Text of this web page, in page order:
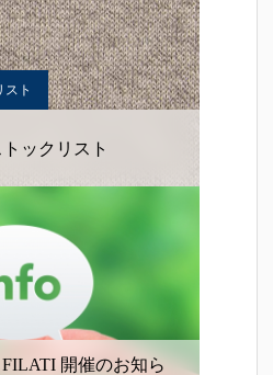
スト
ックリスト
開催のお知ら